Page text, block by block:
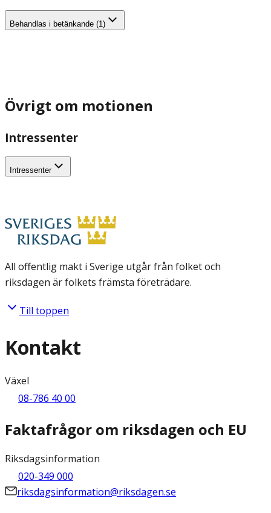
Behandlas i betänkande (1)
Övrigt om motionen
Intressenter
Intressenter
All offentlig makt i Sverige utgår från folket och
riksdagen är folkets främsta företrädare.
Till toppen
Kontakt
Växel
08-786 40 00
Faktafrågor om riksdagen och EU
Riksdagsinformation
020-349 000
riksdagsinformation@riksdagen.se